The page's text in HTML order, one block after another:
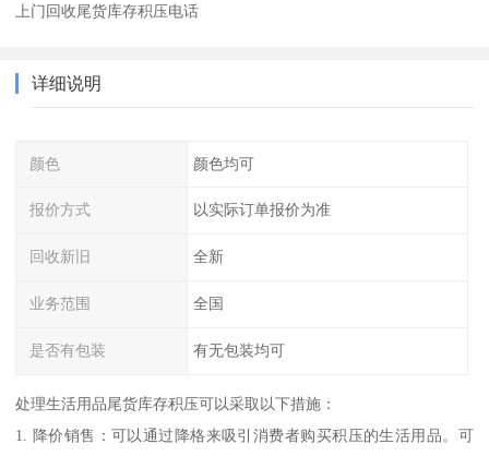
上门回收尾货库存积压电话
详细说明
颜色 颜色均可
报价方式 以实际订单报价为准
回收新旧 全新
业务范围 全国
是否有包装 有无包装均可
处理生活用品尾货库存积压可以采取以下措施：
1. 降价销售：可以通过降格来吸引消费者购买积压的生活用品。可